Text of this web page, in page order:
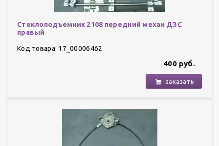
Стеклоподъемник 2108 передний механ ДЗС
правый
Код товара: 17_00006462
400 руб.
заказать